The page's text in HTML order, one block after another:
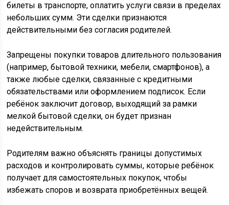
билеты в транспорте, оплатить услуги связи в пределах
небольших сумм. Эти сделки признаются
действительными без согласия родителей.
Запрещены покупки товаров длительного пользования
(например, бытовой техники, мебели, смартфонов), а
также любые сделки, связанные с кредитными
обязательствами или оформлением подписок. Если
ребёнок заключит договор, выходящий за рамки
мелкой бытовой сделки, он будет признан
недействительным.
Родителям важно объяснять границы допустимых
расходов и контролировать суммы, которые ребёнок
получает для самостоятельных покупок, чтобы
избежать споров и возврата приобретённых вещей.